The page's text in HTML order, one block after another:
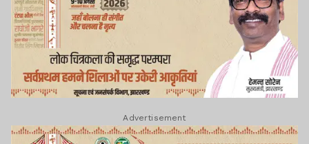
Advertisement